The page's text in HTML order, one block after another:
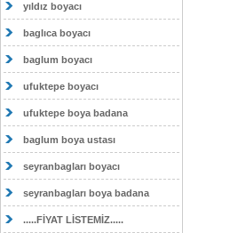
yıldız boyacı
baglıca boyacı
baglum boyacı
ufuktepe boyacı
ufuktepe boya badana
baglum boya ustası
seyranbagları boyacı
seyranbagları boya badana
.....FİYAT LİSTEMİZ.....